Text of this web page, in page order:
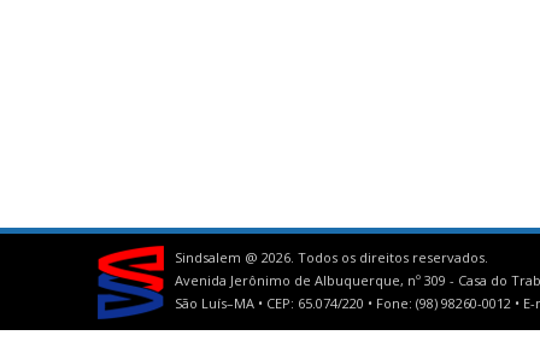
Sindsalem @ 2026. Todos os direitos reservados.
Avenida Jerônimo de Albuquerque, nº 309 - Casa do
São Luís–MA • CEP: 65.074/220 • Fone: (98) 98260-0012